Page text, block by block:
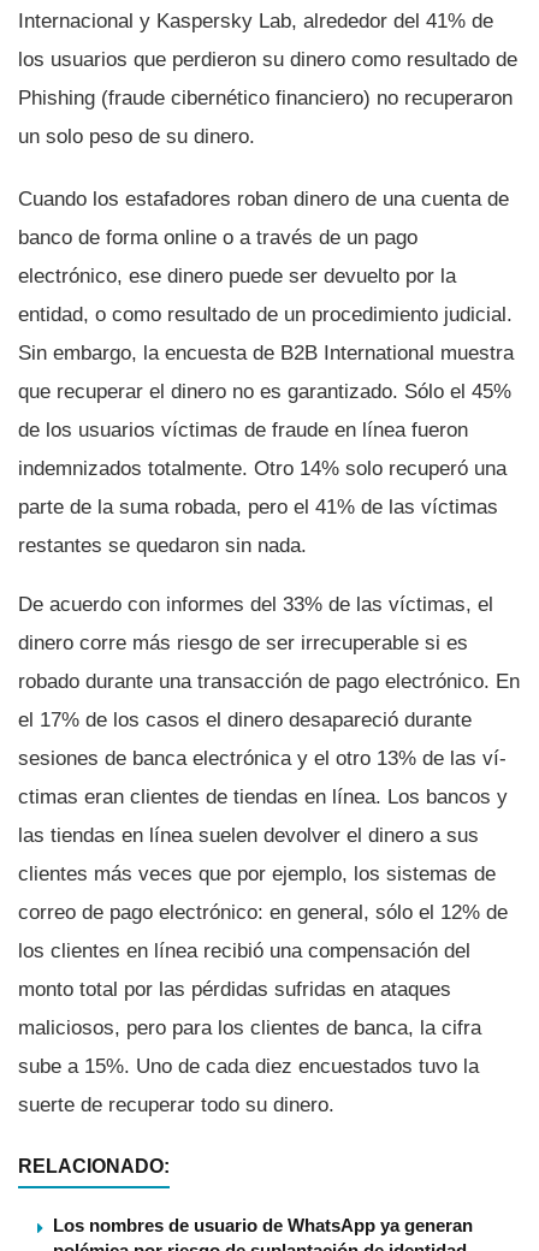
Internacional y Kaspersky Lab, alrededor del 41% de
los usuarios que perdieron su dinero como resultado de
Phishing (fraude cibernético financiero) no recuperaron
un solo peso de su dinero.
Cuando los estafadores roban dinero de una cuenta de
banco de forma online o a través de un pago
electrónico, ese dinero puede ser devuelto por la
entidad, o como resultado de un procedimiento judicial.
Sin embargo, la encuesta de B2B International muestra
que recuperar el dinero no es garantizado. Sólo el 45%
de los usuarios ví­ctimas de fraude en lí­nea fueron
indemnizados totalmente. Otro 14% solo recuperó una
parte de la suma robada, pero el 41% de las ví­ctimas
restantes se quedaron sin nada.
De acuerdo con informes del 33% de las ví­ctimas, el
dinero corre más riesgo de ser irrecuperable si es
robado durante una transacción de pago electrónico. En
el 17% de los casos el dinero desapareció durante
sesiones de banca electrónica y el otro 13% de las ví­
ctimas eran clientes de tiendas en lí­nea. Los bancos y
las tiendas en lí­nea suelen devolver el dinero a sus
clientes más veces que por ejemplo, los sistemas de
correo de pago electrónico: en general, sólo el 12% de
los clientes en lí­nea recibió una compensación del
monto total por las pérdidas sufridas en ataques
maliciosos, pero para los clientes de banca, la cifra
sube a 15%. Uno de cada diez encuestados tuvo la
suerte de recuperar todo su dinero.
RELACIONADO:
Los nombres de usuario de WhatsApp ya generan